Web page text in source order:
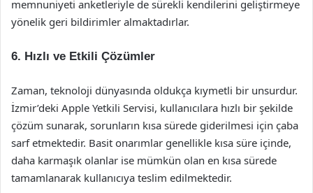
memnuniyeti anketleriyle de sürekli kendilerini geliştirmeye
yönelik geri bildirimler almaktadırlar.
6. Hızlı ve Etkili Çözümler
Zaman, teknoloji dünyasında oldukça kıymetli bir unsurdur.
İzmir’deki Apple Yetkili Servisi, kullanıcılara hızlı bir şekilde
çözüm sunarak, sorunların kısa sürede giderilmesi için çaba
sarf etmektedir. Basit onarımlar genellikle kısa süre içinde,
daha karmaşık olanlar ise mümkün olan en kısa sürede
tamamlanarak kullanıcıya teslim edilmektedir.